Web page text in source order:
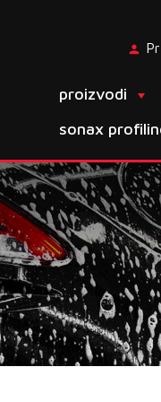
proizvodi
sonax